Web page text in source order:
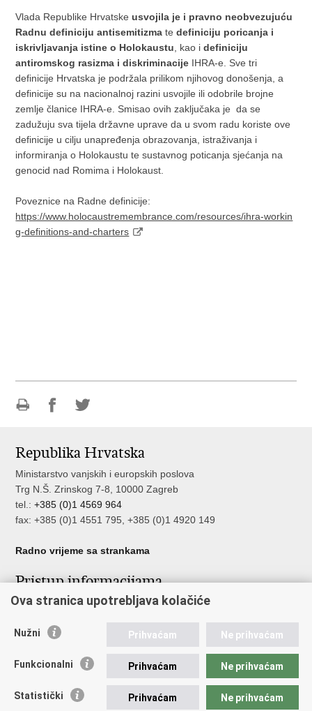
Vlada Republike Hrvatskeusvojila je i pravno neobvezujuću
Radnu definiciju antisemitizma tedefiniciju poricanja i
iskrivljavanja istine o Holokaustu, kao idefiniciju
antiromskog rasizma i diskriminacije IHRA-e. Sve tri
definicije Hrvatska je podržala prilikom njihovog donošenja, a
definicije su na nacionalnoj razini usvojile ili odobrile brojne
zemlje članice IHRA-e. Smisao ovih zaključaka je da se
zadužuju sva tijela državne uprave da u svom radu koriste ove
definicije u cilju unapređenja obrazovanja, istraživanja i
informiranja o Holokaustu te sustavnog poticanja sjećanja na
genocid nad Romima i Holokaust.
Poveznice na Radne definicije:
https://www.holocaustremembrance.com/resources/ihra-workin
g-definitions-and-charters
Facebooku
Twitteru
Republika Hrvatska
Ministarstvo vanjskih i europskih poslova
Trg N.Š. Zrinskog 7-8, 10000 Zagreb
tel.:+385 (0)1 4569 964
fax: +385 (0)1 4551 795, +385 (0)1 4920 149
Radno vrijeme sa strankama
Pristup informacijama
Pristup informacijama
Nepravilnosti
Javna nabava u MVEP-u
Ova stranica upotrebljava kolačiće
Nužni Prihvaćam Ne prihvaćam
Funkcionalni Prihvaćam Ne prihvaćam
Statistički Prihvaćam Ne prihvaćam